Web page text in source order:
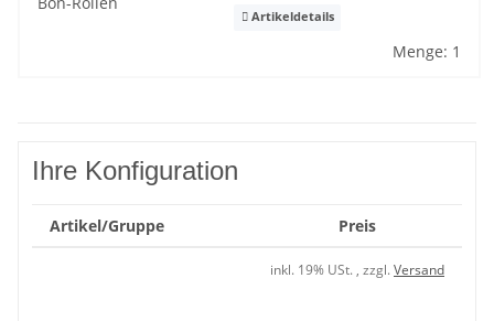
Artikeldetails
Menge: 1
Ihre Konfiguration
Artikel/Gruppe Preis
inkl. 19% USt. , zzgl.Versand